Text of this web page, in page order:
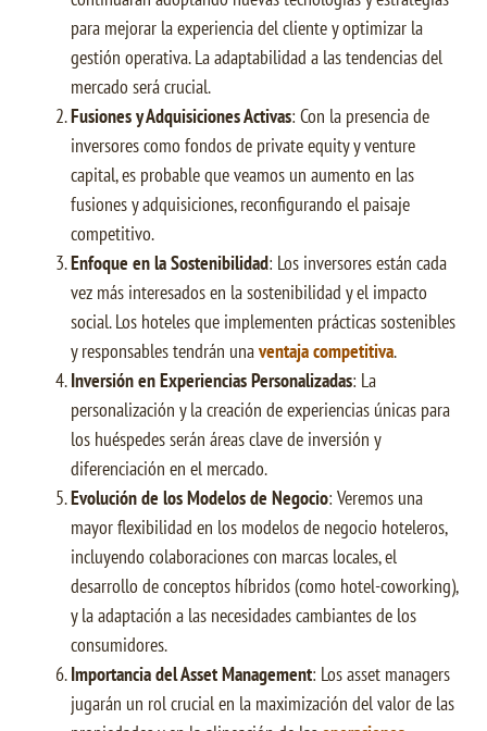
para mejorar la experiencia del cliente y optimizar la
gestión operativa. La adaptabilidad a las tendencias del
mercado será crucial.
Fusiones y Adquisiciones Activas: Con la presencia de
inversores como fondos de private equity y venture
capital, es probable que veamos un aumento en las
fusiones y adquisiciones, reconfigurando el paisaje
competitivo.
Enfoque en la Sostenibilidad: Los inversores están cada
vez más interesados en la sostenibilidad y el impacto
social. Los hoteles que implementen prácticas sostenibles
y responsables tendrán unaventaja competitiva.
Inversión en Experiencias Personalizadas: La
personalización y la creación de experiencias únicas para
los huéspedes serán áreas clave de inversión y
diferenciación en el mercado.
Evolución de los Modelos de Negocio: Veremos una
mayor flexibilidad en los modelos de negocio hoteleros,
incluyendo colaboraciones con marcas locales, el
desarrollo de conceptos híbridos (como hotel-coworking),
y la adaptación a las necesidades cambiantes de los
consumidores.
Importancia del Asset Management: Los asset managers
jugarán un rol crucial en la maximización del valor de las